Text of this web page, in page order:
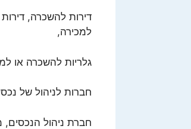
דירות להשכרה,
למכירה,
גלריות להשכרה או
חברות לניהול של
חברת ניהול הנכסים,